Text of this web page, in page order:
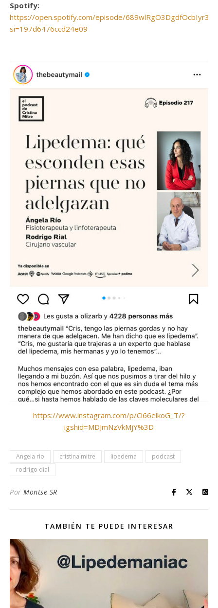
Spotify:
https://open.spotify.com/episode/
si=197d6476ccd24e09
https://www.instagram.com/p/Ci66elkoG_T/?
igshid=MDJmNzVkMjY%3D
Angela rio cristina mitre lipedema
podcast
rodrigo dial
Por Montse SR
TAMBIÉN TE PUEDE INTERESAR